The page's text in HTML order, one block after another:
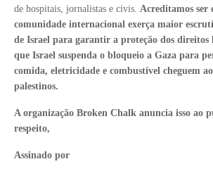
de hospitais, jornalistas e civis. Acreditamos ser
comunidade internacional exerça maior
de Israel para garantir a proteção dos direitos
que Israel suspenda o bloqueio a Gaza para
comida, eletricidade e combustível cheguem
palestinos.
A organização Broken Chalk anuncia isso ao
respeito,
Assinado por